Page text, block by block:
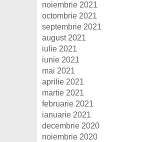
noiembrie 2021
octombrie 2021
septembrie 2021
august 2021
iulie 2021
iunie 2021
mai 2021
aprilie 2021
martie 2021
februarie 2021
ianuarie 2021
decembrie 2020
noiembrie 2020